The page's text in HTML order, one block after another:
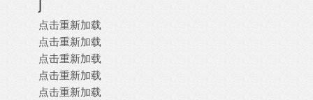
点击重新加载
点击重新加载
点击重新加载
点击重新加载
点击重新加载